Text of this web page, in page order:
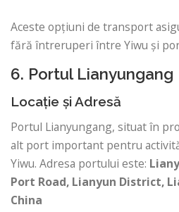
Aceste opțiuni de transport
fără întreruperi între Yiwu și
6. Portul Lianyungang
Locație și Adresă
Portul Lianyungang, situat în
alt port important pentru
Yiwu. Adresa portului este:
Port Road, Lianyun District,
China